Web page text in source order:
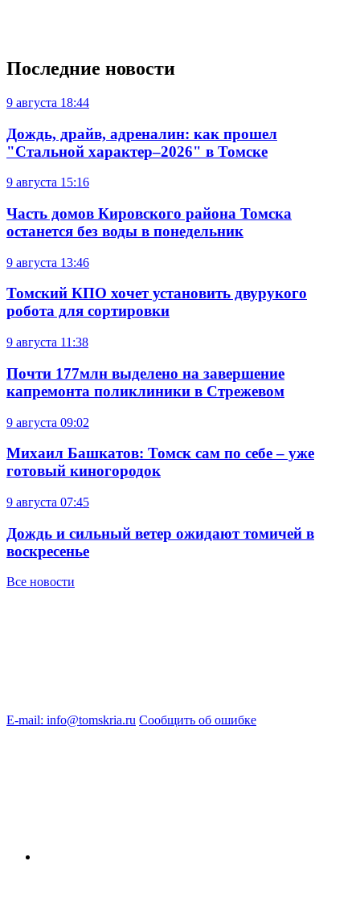
Последние новости
9 августа 18:44
Дождь, драйв, адреналин: как прошел
"Стальной характер–2026" в Томске
9 августа 15:16
Часть домов Кировского района Томска
останется без воды в понедельник
9 августа 13:46
Томский КПО хочет установить двурукого
робота для сортировки
9 августа 11:38
Почти 177млн выделено на завершение
капремонта поликлиники в Стрежевом
9 августа 09:02
Михаил Башкатов: Томск сам по себе – уже
готовый киногородок
9 августа 07:45
Дождь и сильный ветер ожидают томичей в
воскресенье
Все новости
E-mail: info@tomskria.ru Сообщить об ошибке